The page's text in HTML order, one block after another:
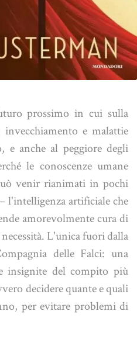
prossimo in cui sulla
e malattie
anche al peggiore degli
le conoscenze umane
venir rianimati in pochi
l'intelligenza artificiale che
amorevolmente cura di
L'unica fuori dalla
delle Falci: una
insignite del compito più
decidere quante e quali
per evitare problemi di